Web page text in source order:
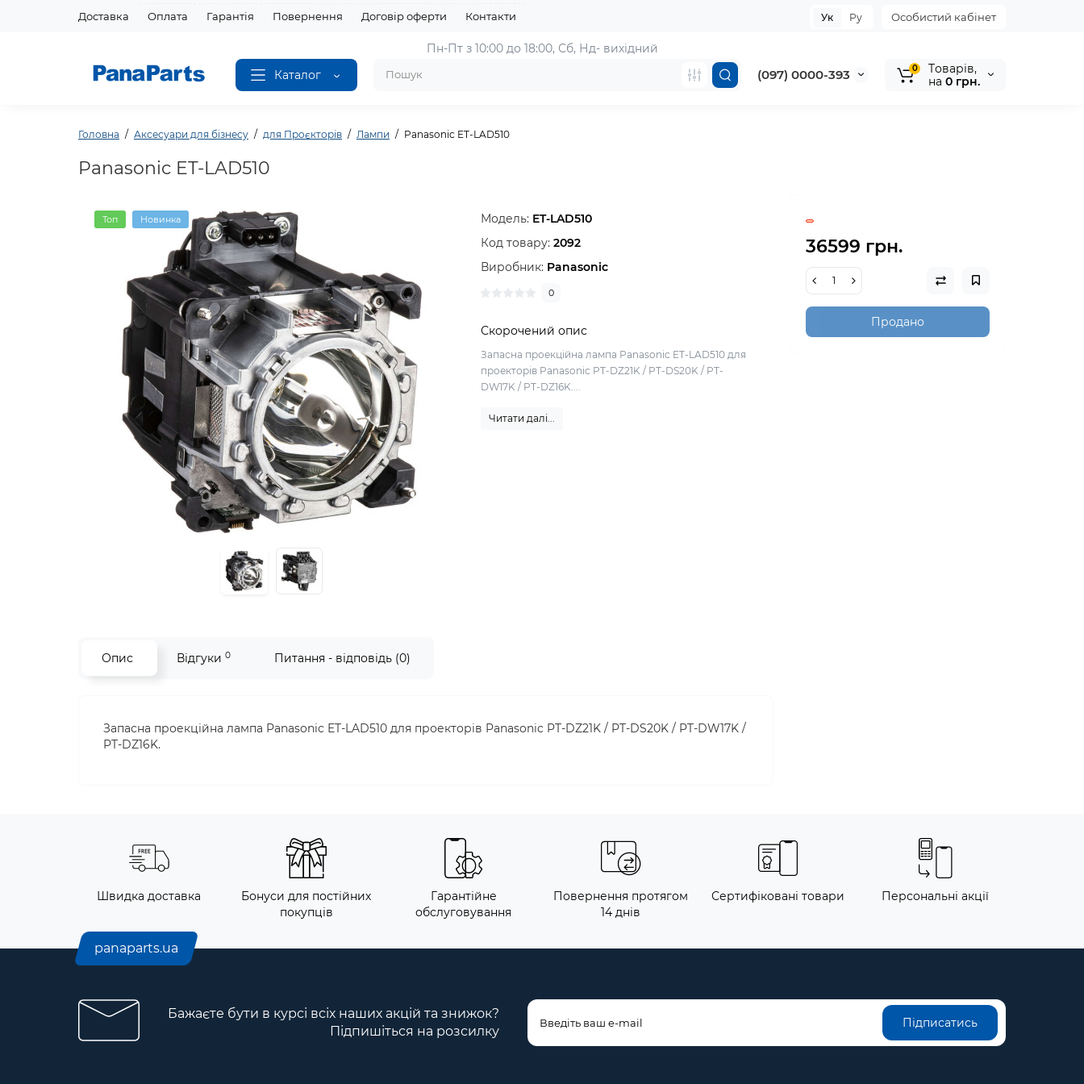
Доставка Оплата Гарантія Повернення Договір оферти Контакти Особистий кабінет
Ук Ру
Каталог
Пн-Пт з 10:00 до 18:00, Сб, Нд- вихідний
(097) 0000-393 0
Tоварів,
на 0 грн.
Головна Аксесуари для бізнесу для Проєкторів Лампи Panasonic ET-LAD510
Panasonic ET-LAD510
Топ Новинка Модель: ET-LAD510
Код товару:2092
Виробник: Panasonic
0
Скорочений опис
Запасна проекційна лампа Panasonic ET-LAD510 для
проекторів Panasonic PT-DZ21K / PT-DS20K / PT-
DW17K / PT-DZ16K....
Читати далі...
36599 грн.
Продано
Опис Відгуки 0 Питання - відповідь (0)
Запасна проекційна лампа Panasonic ET-LAD510 для проекторів Panasonic PT-DZ21K / PT-DS20K / PT-DW17K /
PT-DZ16K.
Швидка доставка
Бонуси для постійних
покупців
Гарантійне
обслуговування
Повернення протягом
14 днів
Сертифіковані товари Персональні акції
panaparts.ua
Бажаєте бути в курсі всіх наших акцій та знижок?
Підпишіться на розсилку
Підписатись